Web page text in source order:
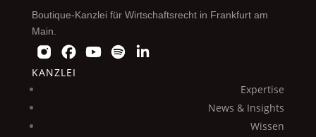
Boutique-Kanzlei für Wirtschaftsrecht in Frankfurt am
Main.
KANZLEI
Expertise
News & Insights
Wissen